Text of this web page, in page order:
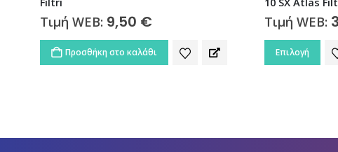
Τιμή WEB: 9,50 €
Προσθήκη στο καλάθι
Τιμή WEB:
Επιλογή
Αυτό το προϊόν έχει πολλαπλές παραλλαγές. Οι επιλογές μπορούν να επιλεγούν στη σελίδα του προϊόντος